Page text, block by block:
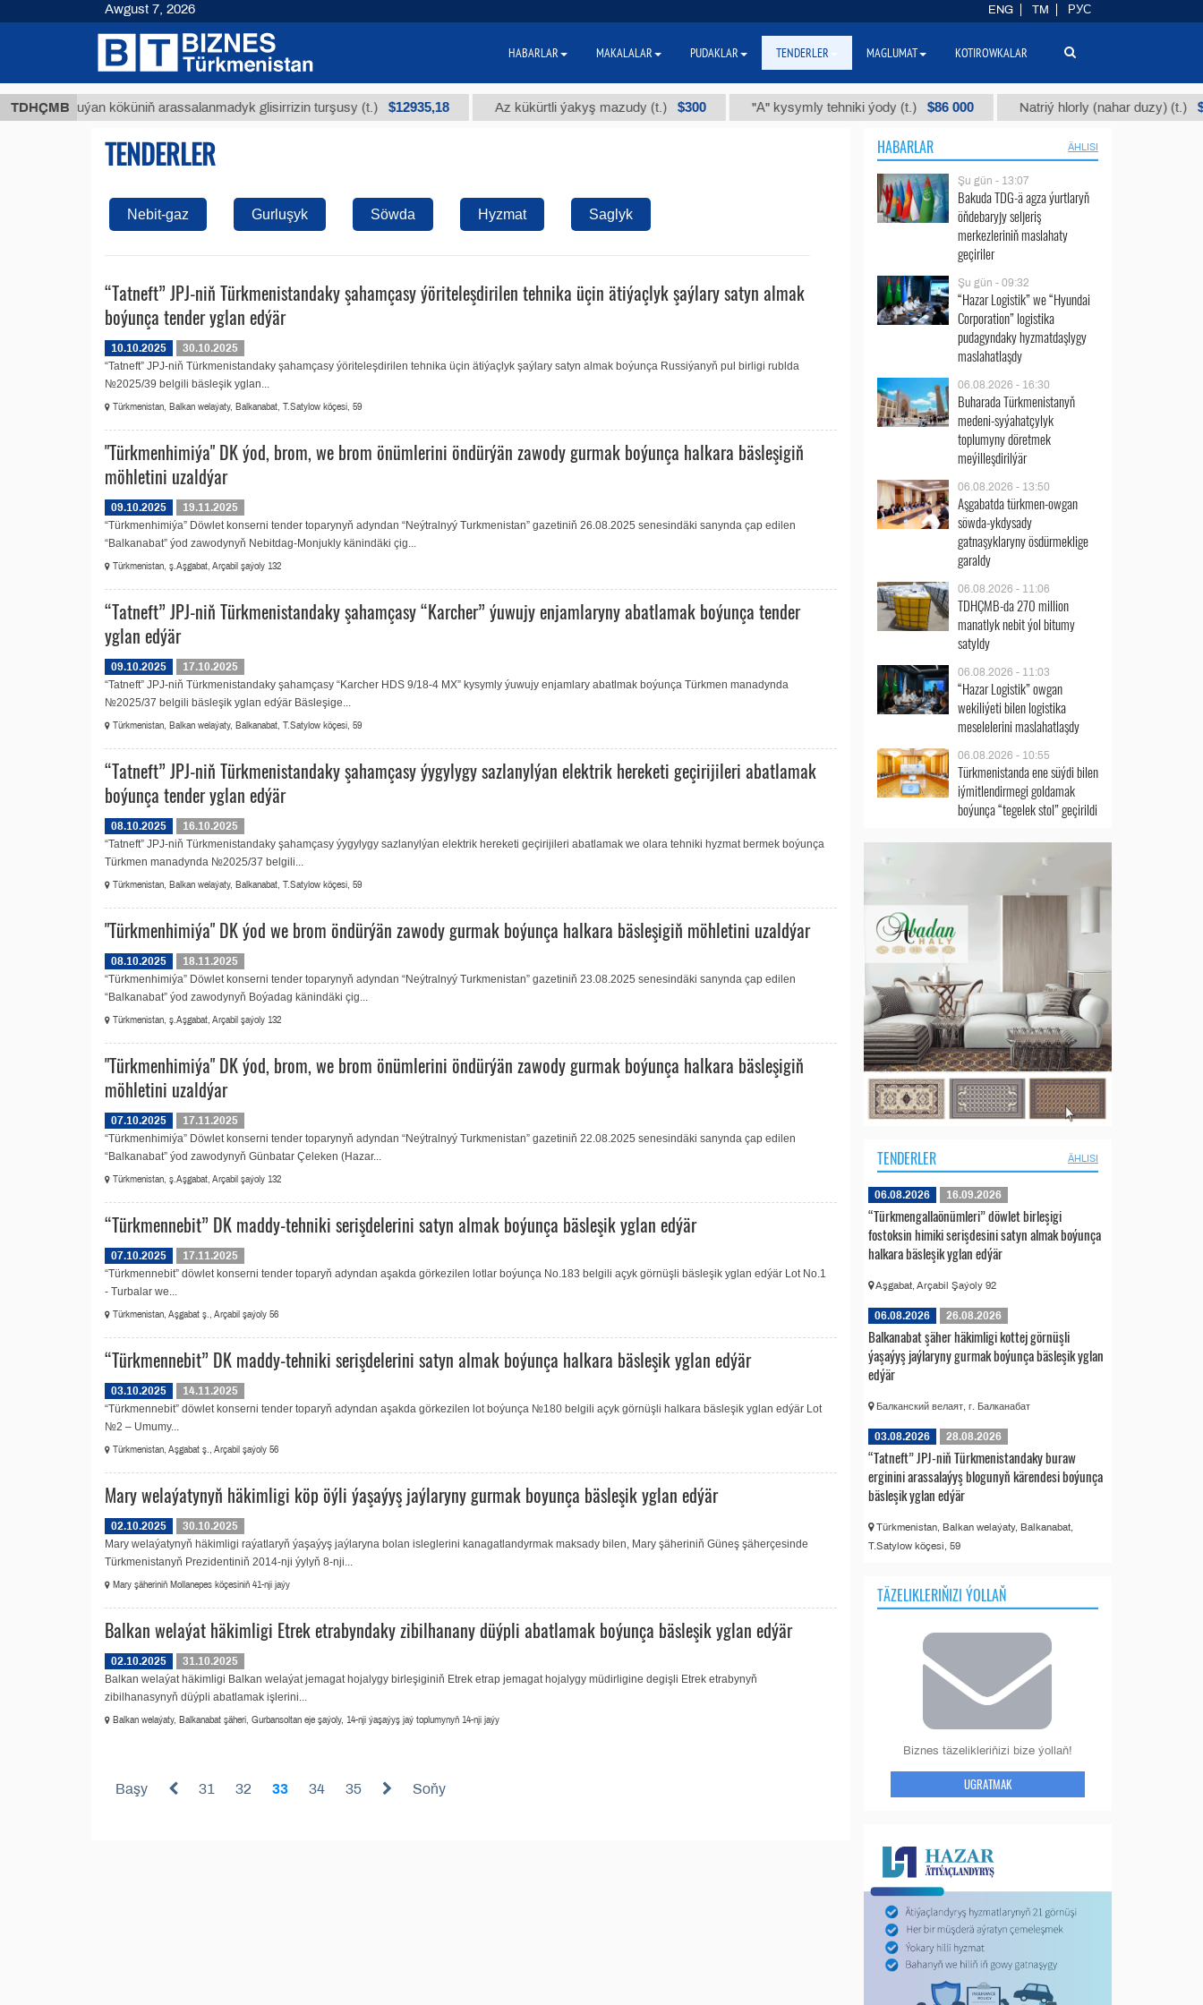
TDHÇMB
Buýan köküniň arassalanmadyk glisirrizin turşusy (t.) $12935,18 Az kükürtli ýakyş mazudy (t.) $300 "А" kysymly tehniki ýody (t.) $86 000 Natriý hlorly (nahar duzy) (t.) $40
TENDERLER
Nebit-gaz Gurluşyk Söwda Hyzmat Saglyk
“Tatneft” JPJ-niň Türkmenistandaky şahamçasy ýöriteleşdirilen tehnika üçin ätiýaçlyk şaýlary satyn almak
boýunça tender yglan edýär
10.10.2025
30.10.2025
“Tatneft” JPJ-niň Türkmenistandaky şahamçasy ýöriteleşdirilen tehnika üçin ätiýaçlyk şaýlary satyn almak boýunça Russiýanyň pul birligi rublda
№2025/39 belgili bäsleşik yglan...
Türkmenistan, Balkan welaýaty, Balkanabat, T.Satylow köçesi, 59
"Türkmenhimiýa" DK ýod, brom, we brom önümlerini öndürýän zawody gurmak boýunça halkara bäsleşigiň
möhletini uzaldýar
09.10.2025
19.11.2025
“Türkmenhimiýa” Döwlet konserni tender toparynyň adyndan “Neýtralnyý Turkmenistan” gazetiniň 26.08.2025 senesindäki sanynda çap edilen
“Balkanabat” ýod zawodynyň Nebitdag-Monjukly känindäki çig...
Türkmenistan, ş.Aşgabat, Arçabil şaýoly 132
“Tatneft” JPJ-niň Türkmenistandaky şahamçasy “Karcher” ýuwujy enjamlaryny abatlamak boýunça tender
yglan edýär
09.10.2025
17.10.2025
“Tatneft” JPJ-niň Türkmenistandaky şahamçasy “Karcher HDS 9/18-4 MX” kysymly ýuwujy enjamlary abatlmak boýunça Türkmen manadynda
№2025/37 belgili bäsleşik yglan edýär Bäsleşige...
Türkmenistan, Balkan welaýaty, Balkanabat, T.Satylow köçesi, 59
“Tatneft” JPJ-niň Türkmenistandaky şahamçasy ýygylygy sazlanylýan elektrik hereketi geçirijileri abatlamak
boýunça tender yglan edýär
08.10.2025
16.10.2025
“Tatneft” JPJ-niň Türkmenistandaky şahamçasy ýygylygy sazlanylýan elektrik hereketi geçirijileri abatlamak we olara tehniki hyzmat bermek boýunça
Türkmen manadynda №2025/37 belgili...
Türkmenistan, Balkan welaýaty, Balkanabat, T.Satylow köçesi, 59
"Türkmenhimiýa" DK ýod we brom öndürýän zawody gurmak boýunça halkara bäsleşigiň möhletini uzaldýar
08.10.2025
18.11.2025
“Türkmenhimiýa” Döwlet konserni tender toparynyň adyndan “Neýtralnyý Turkmenistan” gazetiniň 23.08.2025 senesindäki sanynda çap edilen
“Balkanabat” ýod zawodynyň Boýadag känindäki çig...
Türkmenistan, ş.Aşgabat, Arçabil şaýoly 132
"Türkmenhimiýa" DK ýod, brom, we brom önümlerini öndürýän zawody gurmak boýunça halkara bäsleşigiň
möhletini uzaldýar
07.10.2025
17.11.2025
“Türkmenhimiýa” Döwlet konserni tender toparynyň adyndan “Neýtralnyý Turkmenistan” gazetiniň 22.08.2025 senesindäki sanynda çap edilen
“Balkanabat” ýod zawodynyň Günbatar Çeleken (Hazar...
Türkmenistan, ş.Aşgabat, Arçabil şaýoly 132
“Türkmennebit” DK maddy-tehniki serişdelerini satyn almak boýunça bäsleşik yglan edýär
07.10.2025
17.11.2025
“Türkmennebit” döwlet konserni tender toparyň adyndan aşakda görkezilen lotlar boýunça No.183 belgili açyk görnüşli bäsleşik yglan edýär Lot No.1
- Turbalar we...
Türkmenistan, Aşgabat ş., Arçabil şaýoly 56
“Türkmennebit” DK maddy-tehniki serişdelerini satyn almak boýunça halkara bäsleşik yglan edýär
03.10.2025
14.11.2025
“Türkmennebit” döwlet konserni tender toparyň adyndan aşakda görkezilen lot boýunça №180 belgili açyk görnüşli halkara bäsleşik yglan edýär Lot
№2 – Umumy...
Türkmenistan, Aşgabat ş., Arçabil şaýoly 56
Mary welaýatynyň häkimligi köp öýli ýaşaýyş jaýlaryny gurmak boyunça bäsleşik yglan edýär
02.10.2025
30.10.2025
Mary welaýatynyň häkimligi raýatlaryň ýaşaýyş jaýlaryna bolan isleglerini kanagatlandyrmak maksady bilen, Mary şäheriniň Güneş şäherçesinde
Türkmenistanyň Prezidentiniň 2014-nji ýylyň 8-nji...
Mary şäheriniň Mollanepes köçesiniň 41-nji jaýy
Balkan welaýat häkimligi Etrek etrabyndaky zibilhanany düýpli abatlamak boýunça bäsleşik yglan edýär
02.10.2025
31.10.2025
Balkan welaýat häkimligi Balkan welaýat jemagat hojalygy birleşiginiň Etrek etrap jemagat hojalygy müdirligine degişli Etrek etrabynyň
zibilhanasynyň düýpli abatlamak işlerini...
Balkan welaýaty, Balkanabat şäheri, Gurbansoltan eje şaýoly, 14-nji ýaşaýyş jaý toplumynyň 14-nji jaýy
Başy 31 32 33 34 35 Soňy
HABARLAR ÄHLISI
Şu gün - 13:07
Bakuda TDG-ä agza ýurtlaryň
öňdebaryjy seljeriş
merkezleriniň maslahaty
geçiriler
Şu gün - 09:32
“Hazar Logistik” we “Hyundai
Corporation” logistika
pudagyndaky hyzmatdaşlygy
maslahatlaşdy
06.08.2026 - 16:30
Buharada Türkmenistanyň
medeni-syýahatçylyk
toplumyny döretmek
meýilleşdirilýär
06.08.2026 - 13:50
Aşgabatda türkmen-owgan
söwda-ykdysady
gatnaşyklaryny ösdürmeklige
garaldy
06.08.2026 - 11:06
TDHÇMB-da 270 million
manatlyk nebit ýol bitumy
satyldy
06.08.2026 - 11:03
“Hazar Logistik” owgan
wekiliýeti bilen logistika
meselelerini maslahatlaşdy
06.08.2026 - 10:55
Türkmenistanda ene süýdi bilen
iýmitlendirmegi goldamak
boýunça “tegelek stol” geçirildi
TENDERLER ÄHLISI
06.08.2026 16.09.2026
“Türkmengallaönümleri” döwlet birleşigi
fostoksin himiki serişdesini satyn almak boýunça
halkara bäsleşik yglan edýär
Aşgabat, Arçabil Şaýoly 92
06.08.2026 26.08.2026
Balkanabat şäher häkimligi kottej görnüşli
ýaşaýyş jaýlaryny gurmak boýunça bäsleşik yglan
edýär
Балканский велаят, г. Балканабат
03.08.2026 28.08.2026
“Tatneft” JPJ-niň Türkmenistandaky buraw
erginini arassalaýyş blogunyň kärendesi boýunça
bäsleşik yglan edýär
Türkmenistan, Balkan welaýaty, Balkanabat,
T.Satylow köçesi, 59
TÄZELIKLERIŇIZI ÝOLLAŇ
Biznes täzelikleriňizi bize ýollaň!
UGRATMAK
Awgust 7, 2026 ENG TM РУС
HABARLAR MAKALALAR PUDAKLAR TENDERLER MAGLUMAT KOTIROWKALAR